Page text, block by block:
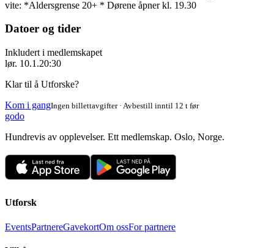
vite: *Aldersgrense 20+ * Dørene åpner kl. 19.30
Datoer og tider
Inkludert i medlemskapet
lør. 10.1.20:30
Klar til å Utforske?
Kom i gangIngen billettavgifter · Avbestill inntil 12 t før
godo
Hundrevis av opplevelser. Ett medlemskap. Oslo, Norge.
Utforsk
EventsPartnereGavekortOm ossFor partnere